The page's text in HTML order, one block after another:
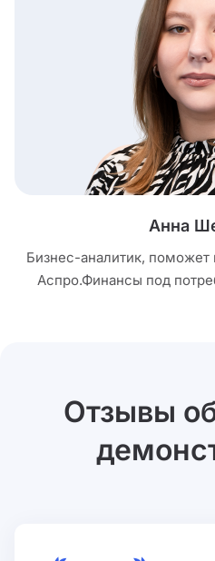
Анна
Бизнес-аналитик, поможет
Аспро.Финансы под
Отзывы